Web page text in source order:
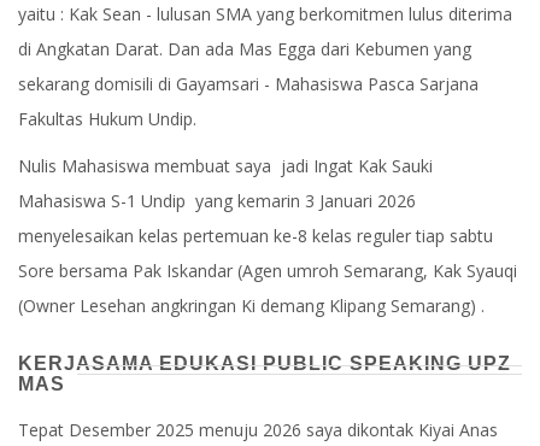
yaitu : Kak Sean - lulusan SMA yang berkomitmen lulus diterima
di Angkatan Darat. Dan ada Mas Egga dari Kebumen yang
sekarang domisili di Gayamsari - Mahasiswa Pasca Sarjana
Fakultas Hukum Undip.
Nulis Mahasiswa membuat saya jadi Ingat Kak Sauki
Mahasiswa S-1 Undip yang kemarin 3 Januari 2026
menyelesaikan kelas pertemuan ke-8 kelas reguler tiap sabtu
Sore bersama Pak Iskandar (Agen umroh Semarang, Kak Syauqi
(Owner Lesehan angkringan Ki demang Klipang Semarang) .
KERJASAMA EDUKASI PUBLIC SPEAKING UPZ
MAS
Tepat Desember 2025 menuju 2026 saya dikontak Kiyai Anas